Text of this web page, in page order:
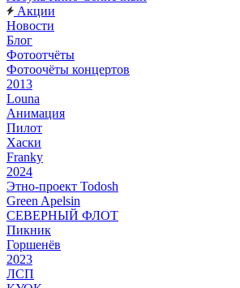
Акции
Новости
Блог
Фотоотчёты
Фотоочёты концертов
2013
Louna
Анимация
Пилот
Хаски
Franky
2024
Этно-проект Todosh
Green Apelsin
СЕВЕРНЫЙ ФЛОТ
Пикник
Горшенёв
2023
ЛСП